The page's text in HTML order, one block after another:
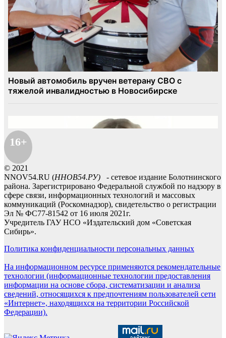
16+
© 2021
NNOV54.RU (ННОВ54.РУ) - сетевое издание Болотнинского
района. Зарегистрировано Федеральной службой по надзору в
сфере связи, информационных технологий и массовых
коммуникаций (Роскомнадзор), свидетельство о регистрации
Эл № ФС77-81542 от 16 июля 2021г.
Учредитель ГАУ НСО «Издательский дом «Советская
Сибирь».
Политика конфиденциальности персональных данных
На информационном ресурсе применяются рекомендательные
технологии (информационные технологии предоставления
информации на основе сбора, систематизации и анализа
сведений, относящихся к предпочтениям пользователей сети
«Интернет», находящихся на территории Российской
Федерации).